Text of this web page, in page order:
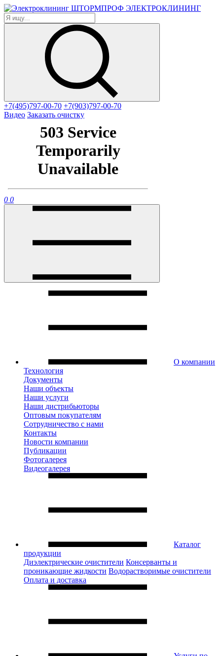
ЭЛЕКТРОКЛИНИНГ
+7(495)797-00-70 +7(903)797-00-70
Видео Заказать очистку
0 0
О компании
Технология
Документы
Наши объекты
Наши услуги
Наши дистрибьюторы
Оптовым покупателям
Сотрудничество с нами
Контакты
Новости компании
Публикации
Фотогалерея
Видеогалерея
Каталог
продукции
Диэлектрические очистители Консерванты и
проникающие жидкости Водорастворимые очистители
Оплата и доставка